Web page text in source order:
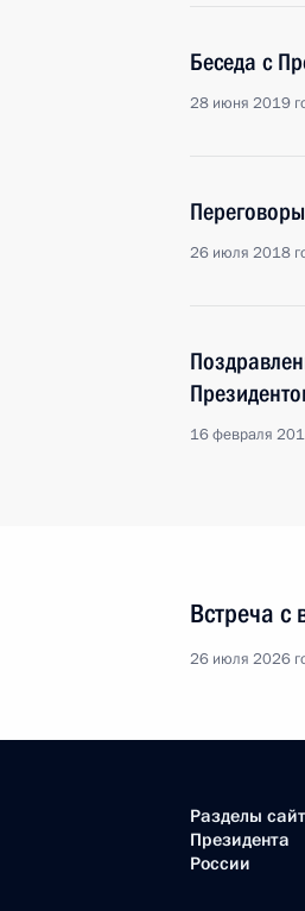
Беседа с
28 июня 2019
26 июля 2018
16 февраля
Встреча
26 июля 2026
Разделы
Президента
России